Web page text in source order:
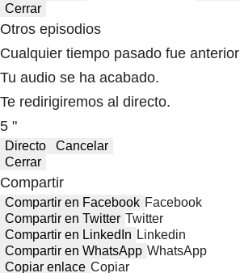
Cerrar
Otros episodios
Cualquier tiempo pasado fue anterior
Tu audio se ha acabado.
Te redirigiremos al directo.
5 "
Directo
Cancelar
Cerrar
Compartir
Compartir en Facebook Facebook
Compartir en Twitter Twitter
Compartir en LinkedIn Linkedin
Compartir en WhatsApp WhatsApp
Copiar enlace Copiar